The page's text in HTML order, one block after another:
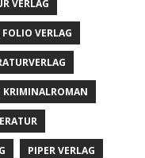
VERLAG
FOLIO VERLAG
KRIMINALROMAN
PIPER VERLAG